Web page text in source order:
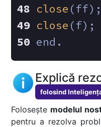
close (ff);
close (f);
end.
Explică
folosind
Folosește modelul
pentru a rezolva